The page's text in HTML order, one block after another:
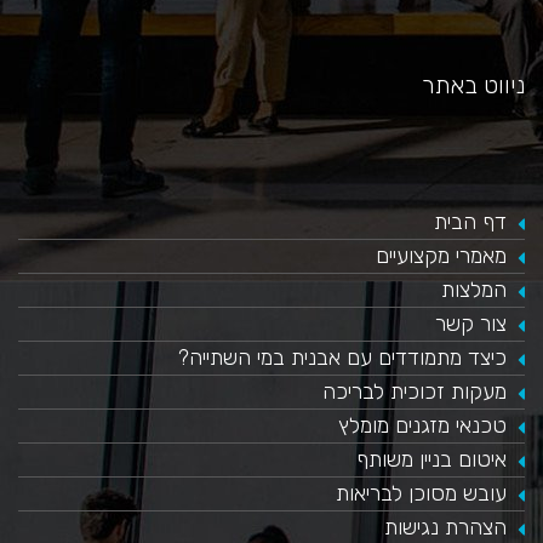
ניווט באתר
דף הבית
מאמרי מקצועיים
המלצות
צור קשר
כיצד מתמודדים עם אבנית במי השתייה?
​מעקות זכוכית לבריכה
טכנאי מזגנים מומלץ
איטום בניין משותף
עובש מסוכן לבריאות
הצהרת נגישות